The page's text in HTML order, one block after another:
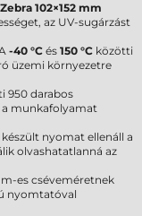
Zebra 102×152 mm
az UV-sugárzást
-40 °C és 150 °C közötti
üzemi környezetre
950 darabos
munkafolyamat
készült nyomat ellenáll a
olvashatatlanná az
es cséveméretnek
nyomtatóval